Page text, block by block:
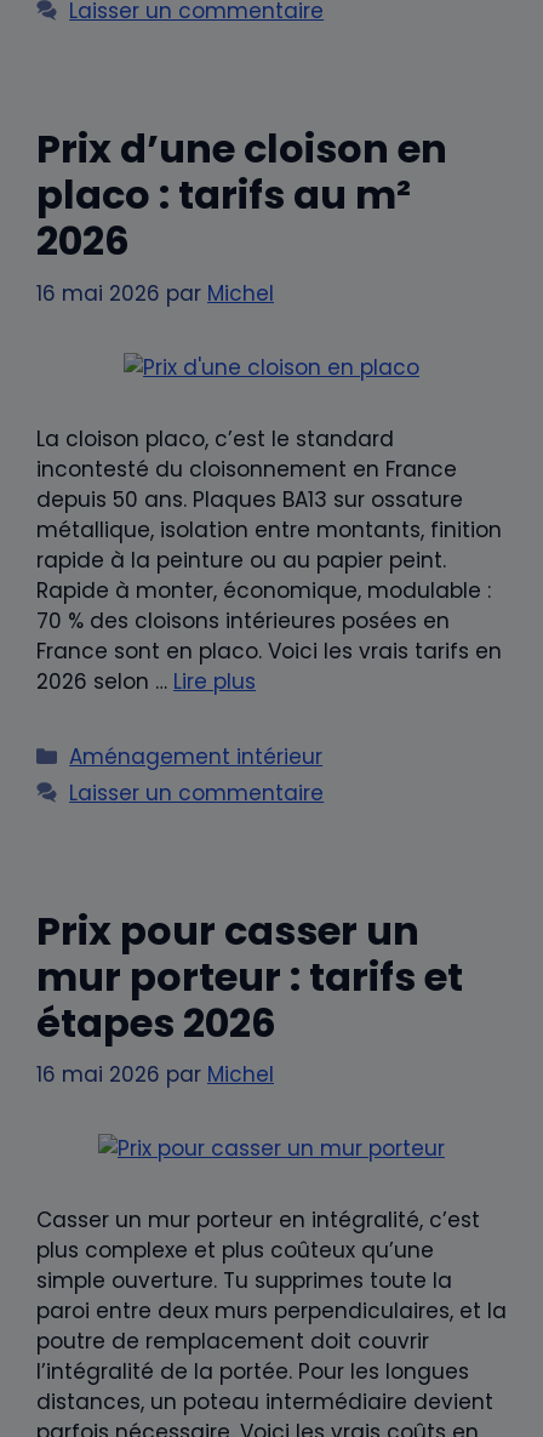
Laisser un commentaire
Prix d’une cloison en
placo : tarifs au m²
2026
16 mai 2026 par Michel
La cloison placo, c’est le standard
incontesté du cloisonnement en France
depuis 50 ans. Plaques BA13 sur ossature
métallique, isolation entre montants, finition
rapide à la peinture ou au papier peint.
Rapide à monter, économique, modulable :
70 % des cloisons intérieures posées en
France sont en placo. Voici les vrais tarifs en
2026 selon … Lire plus
Catégories
Aménagement intérieur
Laisser un commentaire
Prix pour casser un
mur porteur : tarifs et
étapes 2026
16 mai 2026 par Michel
Casser un mur porteur en intégralité, c’est
plus complexe et plus coûteux qu’une
simple ouverture. Tu supprimes toute la
paroi entre deux murs perpendiculaires, et la
poutre de remplacement doit couvrir
l’intégralité de la portée. Pour les longues
distances, un poteau intermédiaire devient